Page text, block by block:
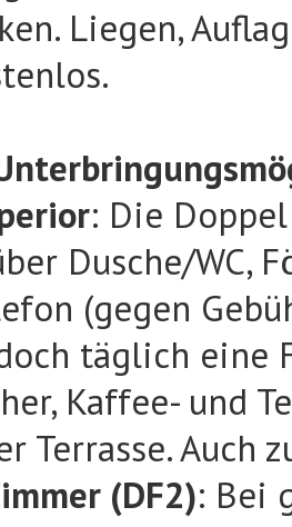
Liegen,
: Die
Dusche/WC,
(gegen
täglich eine
Kaffee- und
Terrasse. Auch
(DF2): Bei